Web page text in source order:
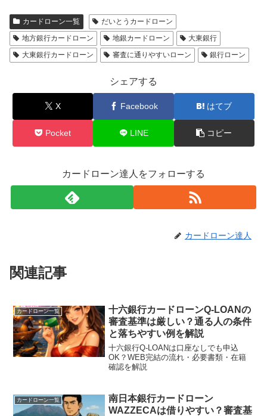
カードローン一覧
だいとうカードローン
地方銀行カードローン
地銀カードローン
大東銀行
大東銀行カードローン
審査に通りやすいローン 銀行ローン
シェアする
X Facebook はてブ
Pocket LINE コピー
カードローン達人をフォローする
カードローン達人
関連記事
カードローン一覧
十六銀行カードローンQ-LOANの
審査基準は厳しい？通る人の条件
と落ちやすい例を解説
十六銀行Q-LOANは口座なしでも申込
OK？WEB完結の流れ・必要書類・在籍
確認を解説
カードローン一覧
南日本銀行カードローン
WAZZECAは借りやすい？審査基